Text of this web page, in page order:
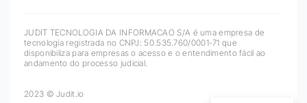
JUDIT TECNOLOGIA DA INFORMACAO S/A é uma empresa de
tecnologia registrada no CNPJ: 50.535.760/0001-71 que
disponibiliza para empresas o acesso e o entendimento fácil ao
andamento do processo judicial.
2023 © Judit.io